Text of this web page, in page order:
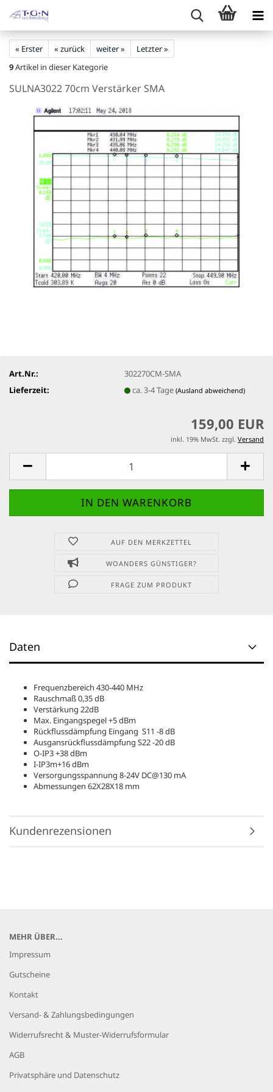
« Erster « zurück weiter »
Letzter »
9Artikel in dieser Kategorie
SULNA3022 70cm Verstärker SMA
Art.Nr.:
302270CM-SMA
Lieferzeit:
ca. 3-4 Tage(Ausland abweichend)
159,00 EUR
inkl. 19% MwSt. zzgl. Versand
AUF DEN MERKZETTEL
WOANDERS GÜNSTIGER?
FRAGE ZUM PRODUKT
Daten
Frequenzbereich 430-440 MHz
Rauschmaß 0,35 dB
Verstärkung 22dB
Max. Eingangspegel +5 dBm
Rückflussdämpfung Eingang S11 -8 dB
Ausgansrückflussdämpfung S22 -20 dB
O-IP3 +38 dBm
I-IP3m+16 dBm
Versorgungsspannung 8-24V DC@130 mA
Abmessungen 62X28X18 mm
Kundenrezensionen
MEHR ÜBER...
Impressum
Gutscheine
Kontakt
Versand- & Zahlungsbedingungen
Widerrufsrecht & Muster-Widerrufsformular
AGB
Privatsphäre und Datenschutz